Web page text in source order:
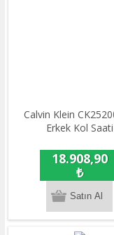
Calvin Klein
Erkek Kol Saati
18.908,90
₺